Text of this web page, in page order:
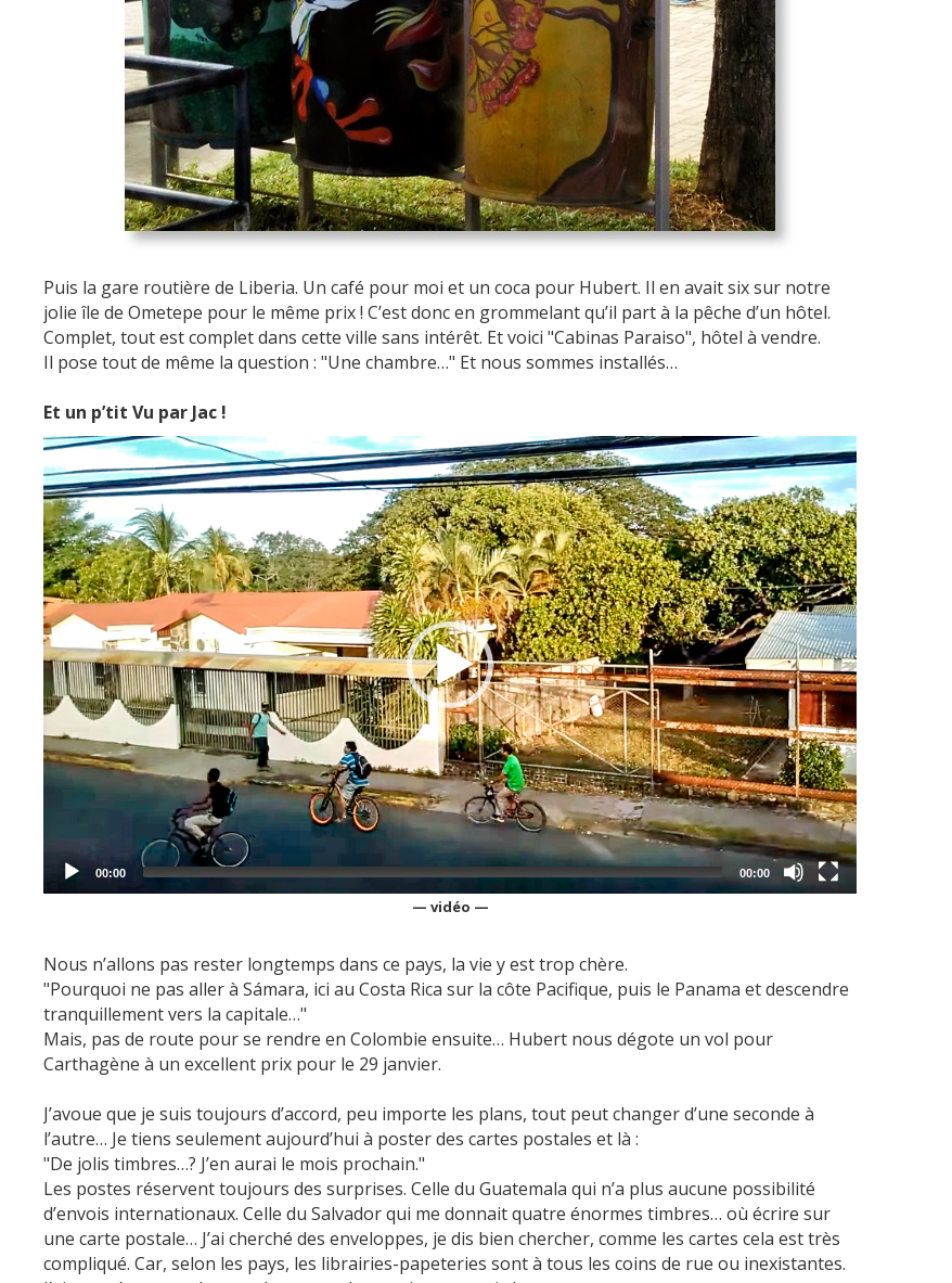
Puis la gare routière de Liberia. Un café pour moi et un coca pour Hubert. Il en avait six sur notre
jolie île de Ometepe pour le même prix ! C’est donc en grommelant qu’il part à la pêche d’un hôtel.
Complet, tout est complet dans cette ville sans intérêt. Et voici "Cabinas Paraiso", hôtel à vendre.
Il pose tout de même la question : "Une chambre…" Et nous sommes installés…
Et un p’tit Vu par Jac !
Video
Player
00:00 00:00
— vidéo —
Nous n’allons pas rester longtemps dans ce pays, la vie y est trop chère.
"Pourquoi ne pas aller à Sámara, ici au Costa Rica sur la côte Pacifique, puis le Panama et descendre
tranquillement vers la capitale…"
Mais, pas de route pour se rendre en Colombie ensuite… Hubert nous dégote un vol pour
Carthagène à un excellent prix pour le 29 janvier.
J’avoue que je suis toujours d’accord, peu importe les plans, tout peut changer d’une seconde à
l’autre… Je tiens seulement aujourd’hui à poster des cartes postales et là :
"De jolis timbres…? J’en aurai le mois prochain."
Les postes réservent toujours des surprises. Celle du Guatemala qui n’a plus aucune possibilité
d’envois internationaux. Celle du Salvador qui me donnait quatre énormes timbres… où écrire sur
une carte postale… J’ai cherché des enveloppes, je dis bien chercher, comme les cartes cela est très
compliqué. Car, selon les pays, les librairies-papeteries sont à tous les coins de rue ou inexistantes.